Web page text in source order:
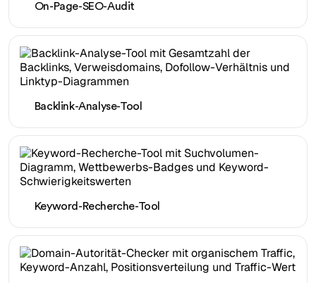
On-Page-SEO-Audit
Backlink-Analyse-Tool
Keyword-Recherche-Tool